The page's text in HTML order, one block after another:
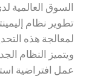
السوق العالمية
لمعالجة هذه